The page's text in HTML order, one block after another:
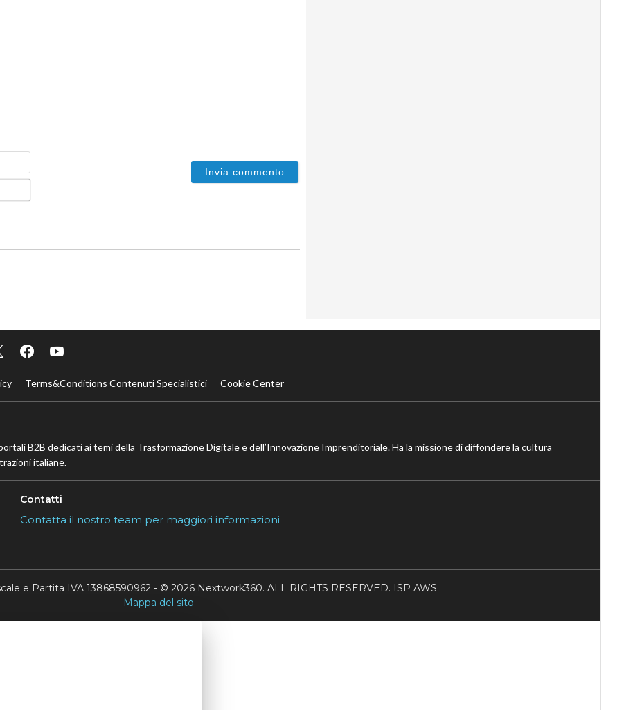
Nome
Email*
Terms&Conditions Contenuti Specialistici Cookie Center
B2B dedicati ai temi della Trasformazione Digitale e dell’Innovazione Imprenditoriale. Ha la missione di diffondere la cultura
italiane.
Contatti
Contatta il nostro team per maggiori informazioni
e Partita IVA 13868590962 - © 2026 Nextwork360. ALL RIGHTS RESERVED. ISP AWS
Mappa del sito